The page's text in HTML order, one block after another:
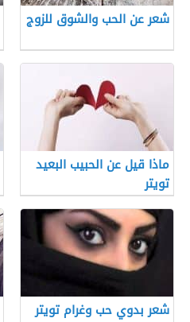
شعر عن الحب والشوق للزوج
ماذا قيل عن الحبيب البعيد
تويتر
شعر بدوي حب وغرام تويتر